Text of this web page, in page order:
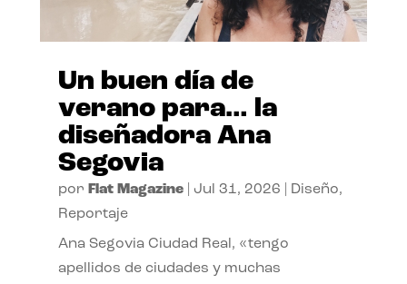
Un buen día de
verano para… la
diseñadora Ana
Segovia
por Flat Magazine| Jul 31, 2026 Diseño,
Reportaje
Ana Segovia Ciudad Real, «tengo
apellidos de ciudades y muchas